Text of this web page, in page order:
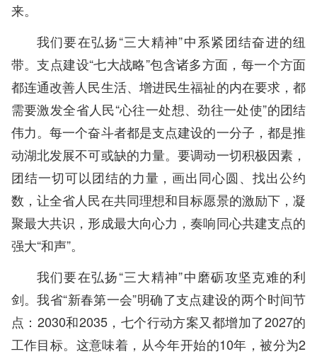
来。
我们要在弘扬“三大精神”中系紧团结奋进的纽
带。支点建设“七大战略”包含诸多方面，每一个方面
都连通改善人民生活、增进民生福祉的内在要求，都
需要激发全省人民“心往一处想、劲往一处使”的团结
伟力。每一个奋斗者都是支点建设的一分子，都是推
动湖北发展不可或缺的力量。要调动一切积极因素，
团结一切可以团结的力量，画出同心圆、找出公约
数，让全省人民在共同理想和目标愿景的激励下，凝
聚最大共识，形成最大向心力，奏响同心共建支点的
强大“和声”。
我们要在弘扬“三大精神”中磨砺攻坚克难的利
剑。我省“新春第一会”明确了支点建设的两个时间节
点：2030和2035，七个行动方案又都增加了2027的
工作目标。这意味着，从今年开始的10年，被分为2